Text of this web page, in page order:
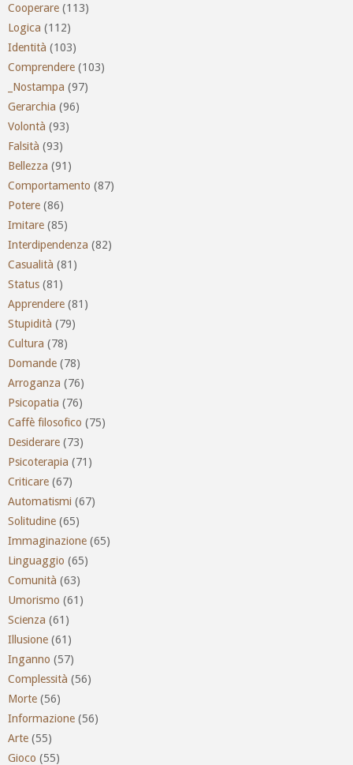
Cooperare (113)
Logica (112)
Identità (103)
Comprendere (103)
_Nostampa (97)
Gerarchia (96)
Volontà (93)
Falsità (93)
Bellezza (91)
Comportamento (87)
Potere (86)
Imitare (85)
Interdipendenza (82)
Casualità (81)
Status (81)
Apprendere (81)
Stupidità (79)
Cultura (78)
Domande (78)
Arroganza (76)
Psicopatia (76)
Caffè filosofico (75)
Desiderare (73)
Psicoterapia (71)
Criticare (67)
Automatismi (67)
Solitudine (65)
Immaginazione (65)
Linguaggio (65)
Comunità (63)
Umorismo (61)
Scienza (61)
Illusione (61)
Inganno (57)
Complessità (56)
Morte (56)
Informazione (56)
Arte (55)
Gioco (55)